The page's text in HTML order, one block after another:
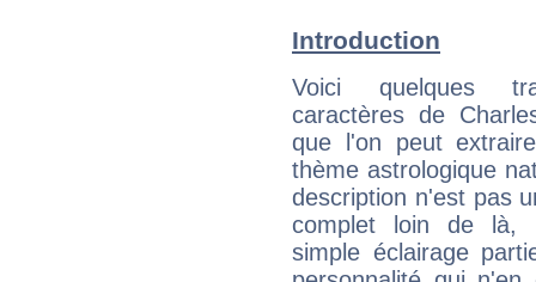
Introduction
Voici quelques
caractères de
que l'on peut
thème astrologique
description n'est pas
complet loin de là,
simple éclairage